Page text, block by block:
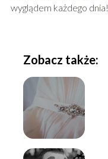
wyglądem każdego dnia!
Zobacz także: